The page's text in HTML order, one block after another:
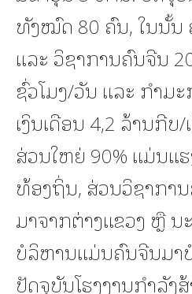
ທັງໝົດ 80 ຄົນ, ໃນນັ້ນ
ແລະ ວິຊາການຄົນຈີນ
ຊົ່ວໂມງ/ວັນ ແລະ ກຳມ
ເງິນເດືອນ 4,2 ລ້ານກີບ/
ສ່ວນໃຫຍ່ 90% ແມ່ນແ
ທ້ອງຖິ່ນ, ສ່ວນວິຊາກາ
ມາຈາກຕ່າງແຂວງ ຫຼື
ບໍລິຫານແມ່ນຄົນຈີນມາ
ປັດຈຸບັນໂຮງງານກໍາລັງ